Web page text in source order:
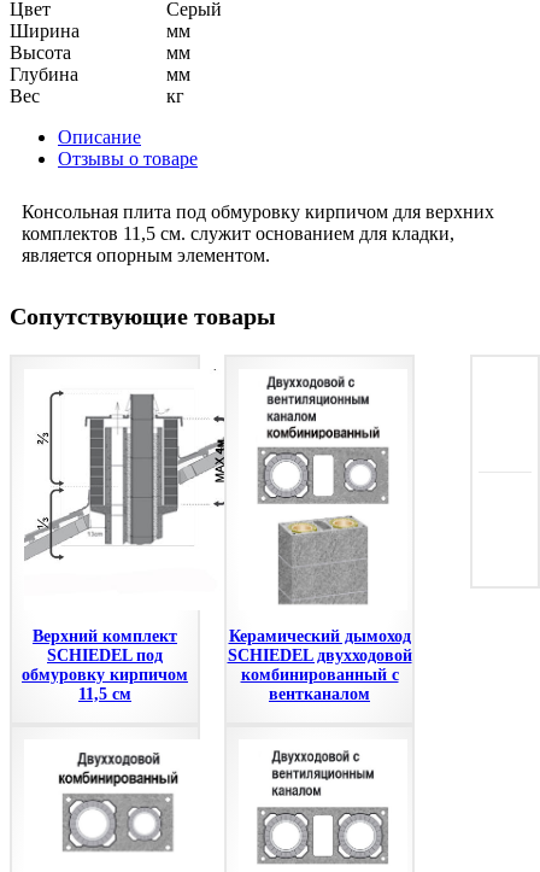
Цвет
Серый
Ширина
мм
Высота
мм
Глубина
мм
Вес
кг
Описание
Отзывы о товаре
Консольная плита под обмуровку кирпичом для верхних
комплектов 11,5 см. служит основанием для кладки,
является опорным элементом.
Сопутствующие товары
Верхний комплект
SCHIEDEL под
обмуровку кирпичом
11,5 см
Керамический дымоход
SCHIEDEL двухходовой
комбинированный с
вентканалом